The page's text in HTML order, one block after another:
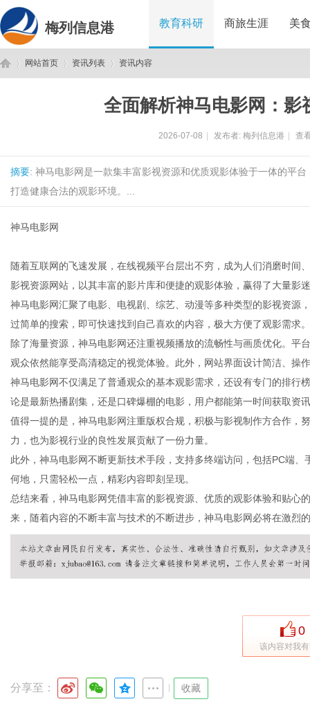
梅列信息港 教育科研 商旅生涯 美
网站首页 资讯列表 资讯内容
全面解析神马电影网：影
2026-07-08 发布者: 梅列信息港 查
摘要: 神马电影网是一款集丰富影视资源和优质观影体验于一体的平
打造健康合法的观影环境。...
神马电影网
随着互联网的飞速发展，在线视频平台层出不穷，成为人们消磨时间
影视资源网站，以其丰富的影片库和便捷的观影体验，赢得了大量影
神马电影网汇聚了电影、电视剧、综艺、动漫等多种类型的影视资源
过简单的搜索，即可快速找到自己喜欢的内容，极大方便了观影需求。
除了海量资源，神马电影网还注重视频播放的流畅性与画质优化。平
观众依然能享受高清稳定的视觉体验。此外，网站界面设计简洁、操
神马电影网不仅满足了普通观众的基本观影需求，还设有专门的排行
论是最新热播剧集，还是口碑爆棚的电影，用户都能第一时间获取资
值得一提的是，神马电影网注重版权合规，积极与影视制作方合作，
力，也为影视行业的良性发展贡献了一份力量。
此外，神马电影网不断更新技术手段，支持多终端访问，包括PC端
何地，只需轻松一点，精彩内容即刻呈现。
总结来看，神马电影网凭借丰富的影视资源、优质的观影体验和贴心
来，随着内容的不断丰富与技术的不断进步，神马电影网必将在激烈
0
该内容对我
分享至： 收藏